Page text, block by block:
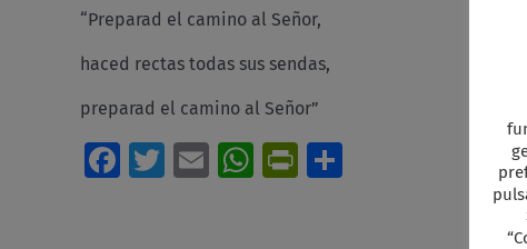
“Preparad el camino al Señor,
haced rectas todas sus sendas,
preparad el camino al Señor”
Facebook
Twitter
EmailWhatsApp
PrintFriendly
Compartir